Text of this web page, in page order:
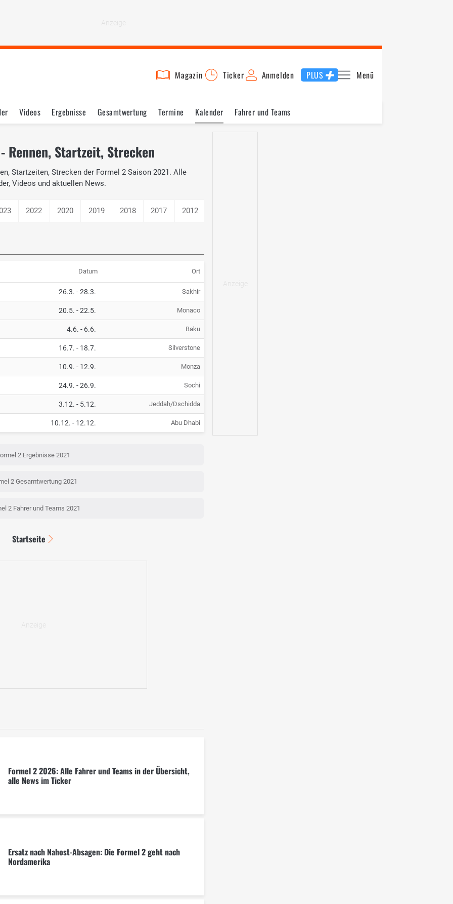
Magazin Ticker Anmelden PLUS Menü
Videos Ergebnisse Gesamtwertung Termine Kalender Fahrer und Teams
Rennen, Startzeit, Strecken
Startzeiten, Strecken der Formel 2 Saison 2021. Alle
Videos und aktuellen News.
2022 2020 2019 2018 2017 2012
Datum Ort
26.3. -28.3. Sakhir
20.5. -22.5. Monaco
4.6. - 6.6. Baku
16.7. - 18.7. Silverstone
10.9. - 12.9. Monza
24.9. -26.9. Sochi
3.12. - 5.12. Jeddah/Dschidda
10.12. - 12.12. Abu Dhabi
2 Ergebnisse 2021
2 Gesamtwertung 2021
2 Fahrer und Teams 2021
Startseite
Formel 2 2026: Alle Fahrer und Teams in der Übersicht,
alle News im Ticker
Ersatz nach Nahost-Absagen: Die Formel 2 geht nach
Nordamerika